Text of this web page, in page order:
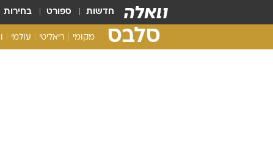
חדשות ספורט בחירות
סלבס מקומי ריאליטי עולמי